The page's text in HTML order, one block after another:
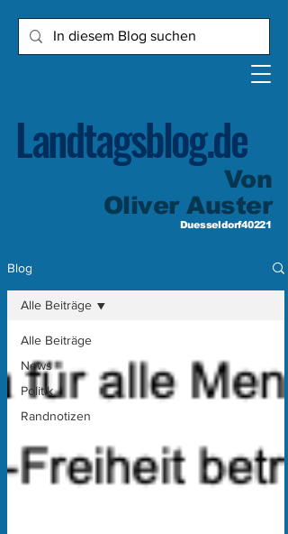
Landtagsblog.de
Von
Oliver Auster
Duesseldorf40221
Blog
Alle Beiträge
News
Politik
Randnotizen
Alle Beiträge